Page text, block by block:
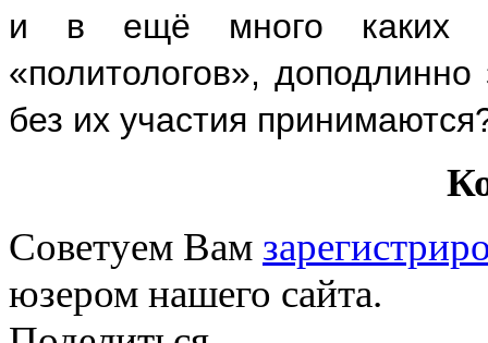
и в ещё много каких
«политологов»,
без их участия
Советуем Вам
юзером нашего сайта.